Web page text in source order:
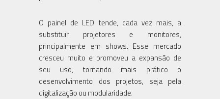
O painel de LED tende, cada vez mais, a
substituir projetores e monitores,
principalmente em shows. Esse mercado
cresceu muito e promoveu a expansão de
seu uso, tornando mais prático o
desenvolvimento dos projetos, seja pela
digitalização ou modularidade.